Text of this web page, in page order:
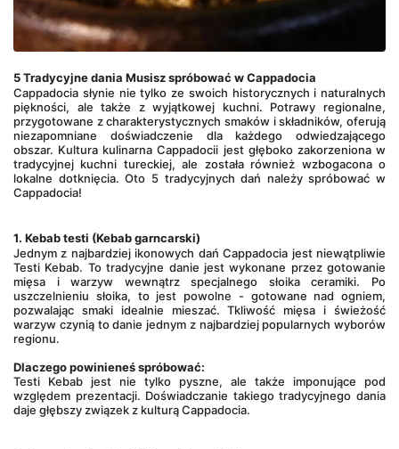
5 Tradycyjne dania Musisz spróbować w Cappadocia
Cappadocia słynie nie tylko ze swoich historycznych i naturalnych
piękności, ale także z wyjątkowej kuchni. Potrawy regionalne,
przygotowane z charakterystycznych smaków i składników, oferują
niezapomniane doświadczenie dla każdego odwiedzającego
obszar. Kultura kulinarna Cappadocii jest głęboko zakorzeniona w
tradycyjnej kuchni tureckiej, ale została również wzbogacona o
lokalne dotknięcia. Oto 5 tradycyjnych dań należy spróbować w
Cappadocia!
1. Kebab testi (Kebab garncarski)
Testi Kebab. To tradycyjne danie jest wykonane przez gotowanie
mięsa i warzyw wewnątrz specjalnego słoika ceramiki. Po
uszczelnieniu słoika, to jest powolne - gotowane nad ogniem,
pozwalając smaki idealnie mieszać. Tkliwość mięsa i świeżość
warzyw czynią to danie jednym z najbardziej popularnych wyborów
regionu.
Dlaczego powinieneś spróbować:
Testi Kebab jest nie tylko pyszne, ale także imponujące pod
względem prezentacji. Doświadczanie takiego tradycyjnego dania
daje głębszy związek z kulturą Cappadocia.